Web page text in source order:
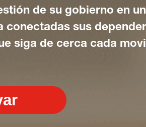
de su gobierno en
conectadas sus
siga de cerca cada